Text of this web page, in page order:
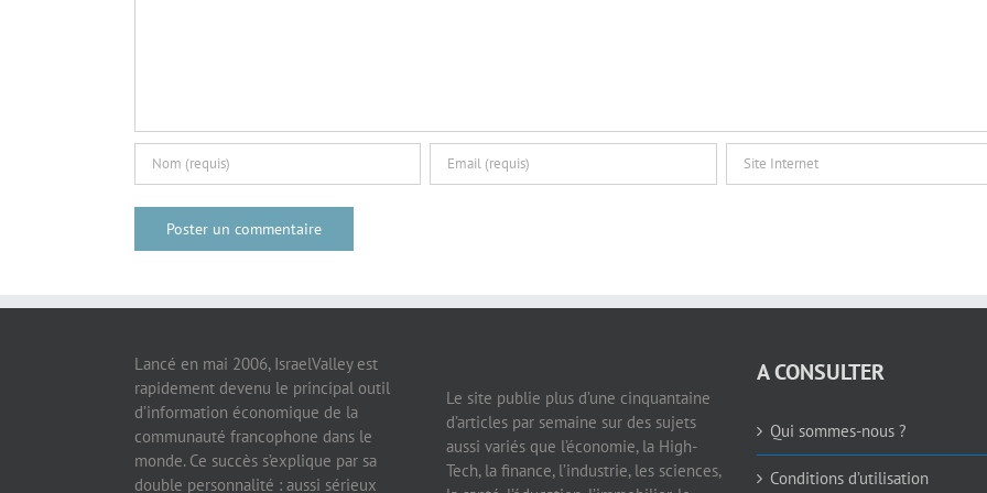
Lancé en mai 2006, IsraelValley est
rapidement devenu le principal outil
d’information économique de la
communauté francophone dans le
monde. Ce succès s’explique par sa
double personnalité : aussi sérieux
Le site publie plus d’une cinquantaine
d’articles par semaine sur des sujets
aussi variés que l’économie, la High-
Tech, la finance, l’industrie, les sciences,
A CONSULTER
Qui sommes-nous ?
Conditions d’utilisation